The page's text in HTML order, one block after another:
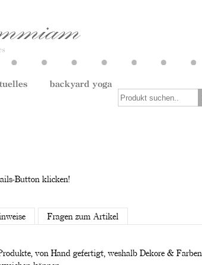
backyard yoga
Button klicken!
Fragen zum Artikel
von Hand gefertigt, weshalb Dekore & Farben